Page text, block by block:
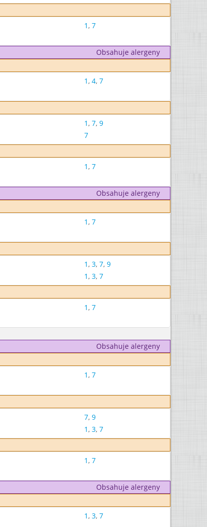
1, 7
Obsahuje alergeny
1, 4, 7
1, 7, 9
7
1, 7
Obsahuje alergeny
1, 7
1, 3, 7, 9
1, 3, 7
1, 7
Obsahuje alergeny
1, 7
7, 9
1, 3, 7
1, 7
Obsahuje alergeny
1, 3, 7